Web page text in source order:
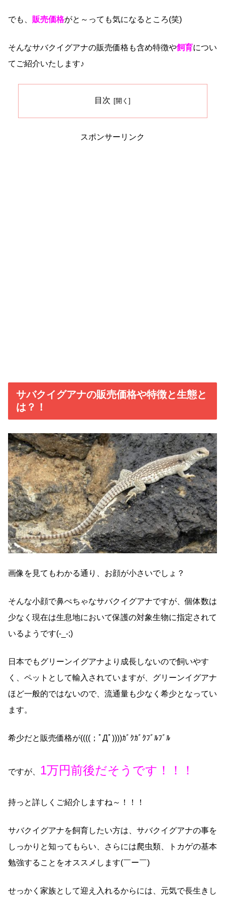
でも、 販売価格がと～っても気になるところ(笑)
そんなサバクイグアナの販売価格も含め特徴や飼育につい
てご紹介いたします♪
目次
スポンサーリンク
サバクイグアナの販売価格や特徴と生態と
は？！
画像を見てもわかる通り、お顔が小さいでしょ？
そんな小顔で鼻ぺちゃなサバクイグアナですが、個体数は
少なく現在は生息地において保護の対象生物に指定されて
いるようです(-_-;)
日本でもグリーンイグアナより成長しないので飼いやす
く、ペットとして輸入されていますが、グリーンイグアナ
ほど一般的ではないので、流通量も少なく希少となってい
ます。
希少だと販売価格が((((；ﾟДﾟ))))ｶﾞｸｶﾞｸﾌﾞﾙﾌﾞﾙ
ですが、 1万円前後だそうです！！！
持っと詳しくご紹介しますね～！！！
サバクイグアナを飼育したい方は、サバクイグアナの事を
しっかりと知ってもらい、さらには爬虫類、トカゲの基本
勉強することをオススメします(￣ー￣)
せっかく家族として迎え入れるからには、元気で長生きし